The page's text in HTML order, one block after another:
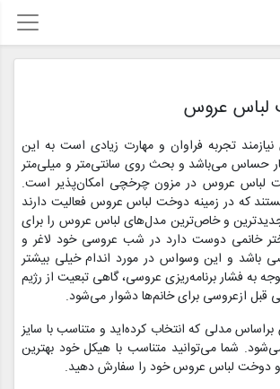
عروس
تجربه فراوان و مهارت زیادی است به این
حساس می‌باشد و بحث روی سانتی‌متر و میلی‌متر
عروس در مزون چرخچی امکان‌پذیر است.
که در زمینه دوخت لباس عروس فعالیت دارند
و خاص‌ترین مدل‌های لباس عروس را برای
خانمی دوست دارد در شب عروسی خود لاغر و
باشد و این وسواس در مورد اندام خیلی بیشتر
به فشار برنامه‌ریزی عروسی، گاهی تبعیت از رژیم
قبل ازعروسی برای خانم‌ها دشوار می‌شود.
مدلی که انتخاب کرده‌اید و متناسب با سایز
شما می‌توانید متناسب با هیکل خود بهترین
و دوخت لباس عروس خود را سفارش دهید.